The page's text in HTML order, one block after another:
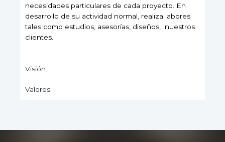
necesidades particulares de cada proyecto. En
desarrollo de su actividad normal, realiza labores
tales como estudios, asesorías, diseños, nuestros
clientes.
Visión
Valores